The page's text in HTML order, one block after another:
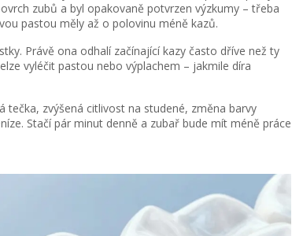
zubů a byl opakovaně potvrzen výzkumy – třeba
pastou měly až o polovinu méně kazů.
Právě ona odhalí začínající kazy často dříve než ty
vyléčit pastou nebo výplachem – jakmile díra
tečka, zvýšená citlivost na studené, změna barvy
Stačí pár minut denně a zubař bude mít méně práce